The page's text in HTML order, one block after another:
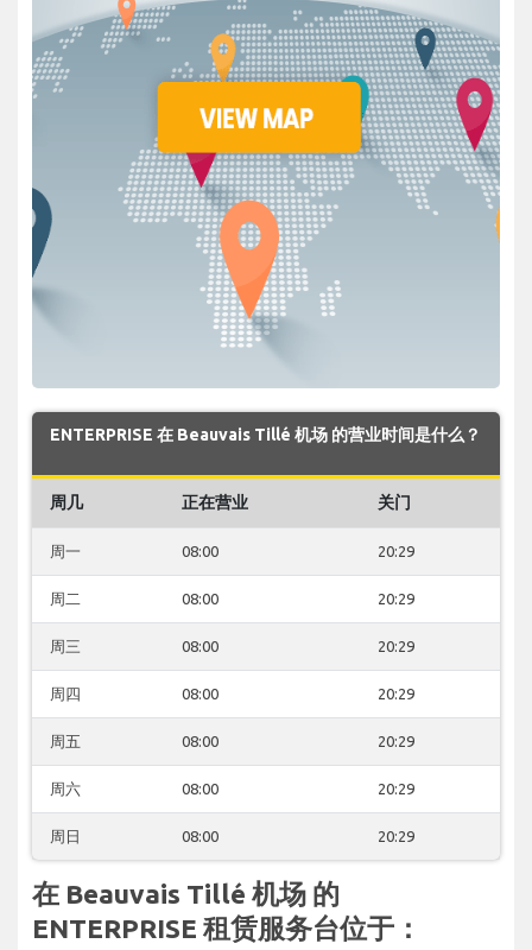
ENTERPRISE 在 Beauvais Tillé 机场 的营业时间是什么？
周几 正在营业 关门
周一 08:00 20:29
周二 08:00 20:29
周三 08:00 20:29
周四 08:00 20:29
周五 08:00 20:29
周六 08:00 20:29
周日 08:00 20:29
在 Beauvais Tillé 机场 的
ENTERPRISE 租赁服务台位于：